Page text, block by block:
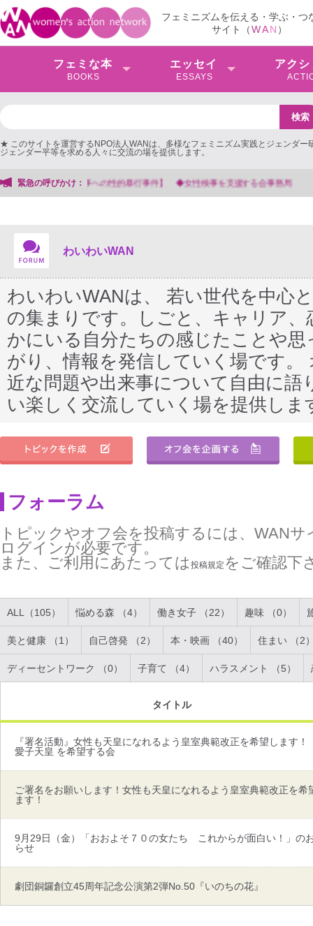
フェミニズムを伝える・学ぶ・つ
サイト（WAN ）
フェミな本
BOOKS
エッセイ
ESSAYS
アクシ
★ このサイトを運営するNPO法人WANは、多様なフェミニズム実践とジェンダー
ジェンダー平等を求める人々に交流の場を提供します。
緊急の呼びかけ： 【抗議文】2026年3月13日第6次男女共同参
わいわいWAN
わいわいWANは、 若い世代を中心
の集まりです。しごと、キャリア
かにいる自分たちの感じたことや
がり、情報を発信していく場です
近な問題や出来事について自由に
い楽しく交流していく場を提供しま
フォーラム
トピックやオフ会を投稿するには、WAN
ログインが必要です。
また、ご利用にあたっては 投稿規定 をご確認下
ALL（105） 悩める森 （4） 働き女子 （22） 趣味 （0）
美と健康 （1） 自己啓発 （2） 本・映画 （40） 住まい （2
ディーセントワーク （0） 子育て （4） ハラスメント （5）
タイトル
『署名活動』女性も天皇になれるよう皇室典範改正を希望します
愛子天皇 を希望する会
ご署名をお願いします！女性も天皇になれるよう皇室典範改正を希
ます！
9月29日（金）「おおよそ７０の女たち これからが面白い！」の
らせ
劇団銅鑼創立45周年記念公演第2弾No.50『いのちの花』